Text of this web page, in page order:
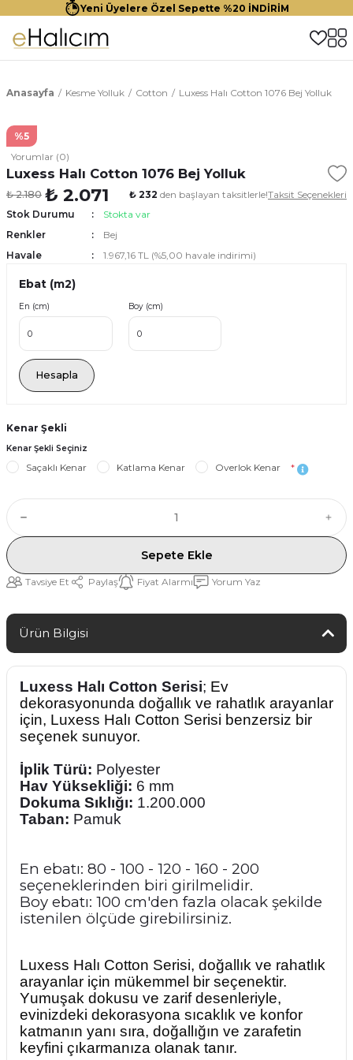
Yeni Üyelere Özel Sepette %20 İNDİRİM
Anasayfa Kesme Yolluk Cotton Luxess Halı Cotton 1076 Bej Yolluk
%5
Yorumlar (0)
Luxess Halı Cotton 1076 Bej Yolluk
₺ 2.180 ₺ 2.071 ₺ 232 den başlayan taksitlerle!Taksit Seçenekleri
Stok Durumu
Stokta var
Renkler
Bej
Havale
1.967,16 TL (%5,00 havale indirimi)
Ebat (m2)
En (cm) Boy (cm)
Hesapla
Kenar Şekli
Kenar Şekli Seçiniz
Saçaklı Kenar Katlama Kenar Overlok Kenar *
Sepete Ekle
Tavsiye Et Paylaş Fiyat Alarmı Yorum Yaz
Ürün Bilgisi
Luxess Halı Cotton Serisi; Ev
dekorasyonunda doğallık ve rahatlık arayanlar
için, Luxess Halı Cotton Serisi benzersiz bir
seçenek sunuyor.
İplik Türü: Polyester
Hav Yüksekliği: 6 mm
Dokuma Sıklığı: 1.200.000
Taban: Pamuk
En ebatı: 80 - 100 - 120 - 160 - 200
seçeneklerinden biri girilmelidir.
Boy ebatı: 100 cm'den fazla olacak şekilde
istenilen ölçüde girebilirsiniz.
Luxess Halı Cotton Serisi, doğallık ve rahatlık
arayanlar için mükemmel bir seçenektir.
Yumuşak dokusu ve zarif desenleriyle,
evinizdeki dekorasyona sıcaklık ve konfor
katmanın yanı sıra, doğallığın ve zarafetin
keyfini çıkarmanıza olanak tanır.